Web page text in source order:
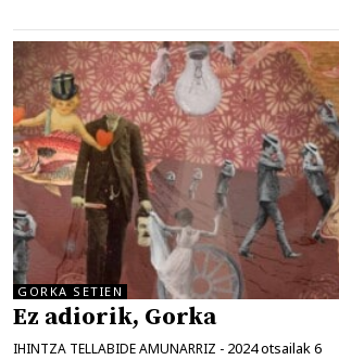
GORKA SETIEN
Ez adiorik, Gorka
IHINTZA TELLABIDE AMUNARRIZ - 2024 otsailak 6